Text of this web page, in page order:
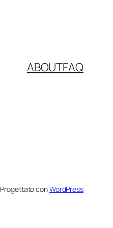
ABOUTFAQ
Progettato conWordPress